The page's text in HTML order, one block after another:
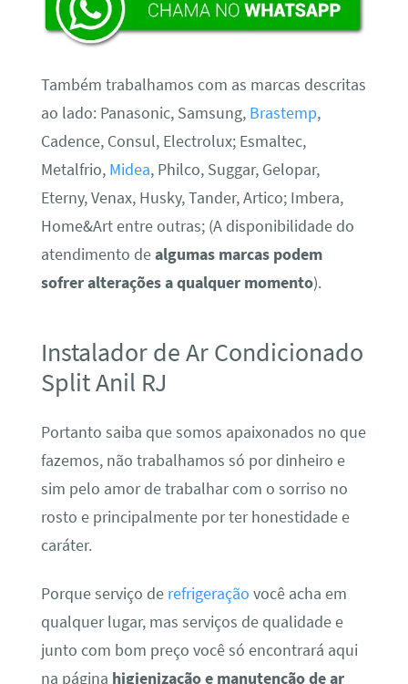
Também trabalhamos com as marcas descritas
ao lado: Panasonic, Samsung, Brastemp,
Cadence, Consul, Electrolux; Esmaltec,
Metalfrio, Midea, Philco, Suggar, Gelopar,
Eterny, Venax, Husky, Tander, Artico; Imbera,
Home&Art entre outras; (A disponibilidade do
atendimento dealgumas marcas podem
sofrer alterações a qualquer momento).
Instalador de Ar Condicionado
Split Anil RJ
Portanto saiba que somos apaixonados no que
fazemos, não trabalhamos só por dinheiro e
sim pelo amor de trabalhar com o sorriso no
rosto e principalmente por ter honestidade e
caráter.
Porque serviço de refrigeração você acha em
qualquer lugar, mas serviços de qualidade e
junto com bom preço você só encontrará aqui
na página higienização e manutenção de ar